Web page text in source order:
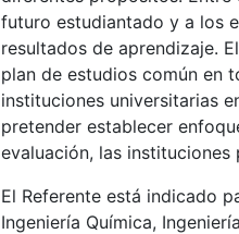
futuro estudiantado y a los
resultados de aprendizaje.
plan de estudios común en
instituciones universitarias
pretender establecer
evaluación, las
El Referente está indicado
Ingeniería Química,